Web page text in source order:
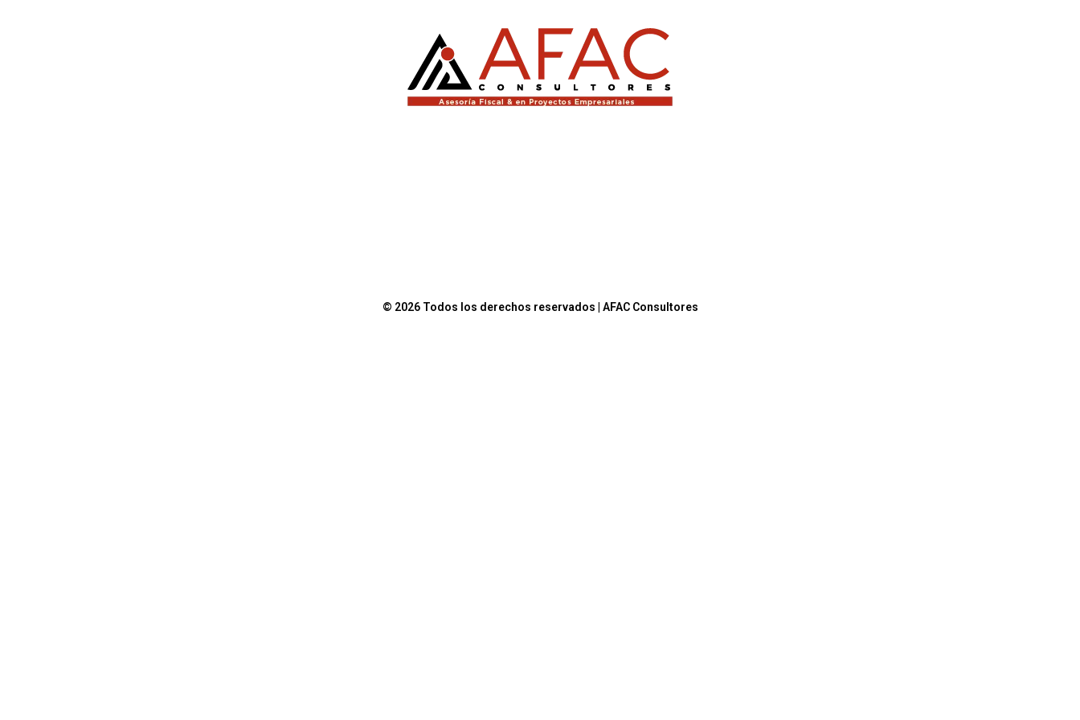
© 2026 Todos los derechos reservados | AFAC Consultores